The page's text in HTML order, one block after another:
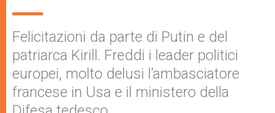
Felicitazioni da parte di Putin e del
patriarca Kirill. Freddi i leader politici
europei, molto delusi l’ambasciatore
francese in Usa e il ministero della